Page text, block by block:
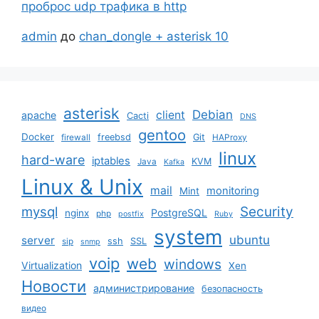
проброс udp трафика в http
admin до chan_dongle + asterisk 10
apache asterisk Cacti client Debian DNS
Docker firewall freebsd gentoo Git HAProxy
hard-ware iptables Java Kafka KVM linux
Linux & Unix mail Mint monitoring
mysql nginx php postfix PostgreSQL Ruby Security
server sip snmp ssh SSL system ubuntu
Virtualization voip web windows Xen
Новости администрирование безопасность
видео